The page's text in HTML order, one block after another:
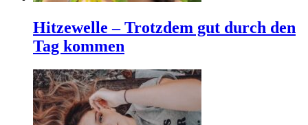
Hitzewelle – Trotzdem gut durch den
Tag kommen